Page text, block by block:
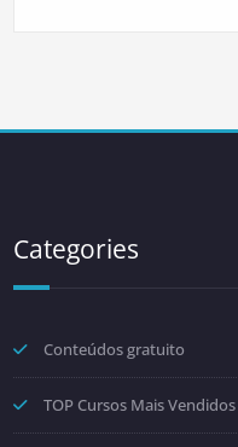
Categories
Conteúdos gratuito
TOP Cursos Mais Vendidos